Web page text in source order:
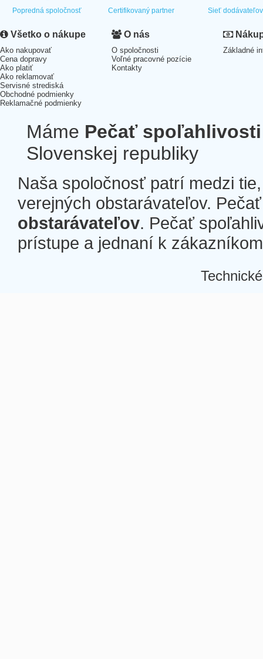
Popredná spoločnosť Certifikovaný partner Sieť dodávateľov
Všetko o nákupe
Ako nakupovať
Cena dopravy
Ako platiť
Ako reklamovať
Servisné strediská
Obchodné podmienky
Reklamačné podmienky
O nás
O spoločnosti
Voľné pracovné pozície
Kontakty
Základné
Máme Pečať spoľahlivosti
Slovenskej republiky
Naša spoločnosť patrí medzi
verejných obstarávateľov.
obstarávateľov. Pečať
prístupe a jednaní k